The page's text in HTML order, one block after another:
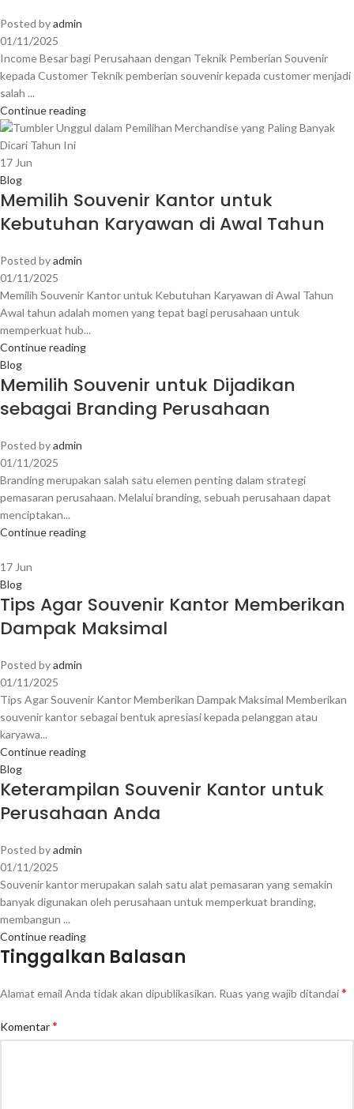
Posted byadmin
01/11/2025
Income Besar bagi Perusahaan dengan Teknik Pemberian Souvenir
kepada Customer Teknik pemberian souvenir kepada customer menjadi
salah ...
Continue reading
17 Jun
Blog
Memilih Souvenir Kantor untuk
Kebutuhan Karyawan di Awal Tahun
Posted byadmin
01/11/2025
Memilih Souvenir Kantor untuk Kebutuhan Karyawan di Awal Tahun
Awal tahun adalah momen yang tepat bagi perusahaan untuk
memperkuat hub...
Continue reading
Blog
Memilih Souvenir untuk Dijadikan
sebagai Branding Perusahaan
Posted byadmin
01/11/2025
Branding merupakan salah satu elemen penting dalam strategi
pemasaran perusahaan. Melalui branding, sebuah perusahaan dapat
menciptakan...
Continue reading
17 Jun
Blog
Tips Agar Souvenir Kantor Memberikan
Dampak Maksimal
Posted byadmin
01/11/2025
Tips Agar Souvenir Kantor Memberikan Dampak Maksimal Memberikan
souvenir kantor sebagai bentuk apresiasi kepada pelanggan atau
karyawa...
Continue reading
Blog
Keterampilan Souvenir Kantor untuk
Perusahaan Anda
Posted byadmin
01/11/2025
Souvenir kantor merupakan salah satu alat pemasaran yang semakin
banyak digunakan oleh perusahaan untuk memperkuat branding,
membangun ...
Continue reading
Tinggalkan Balasan
Alamat email Anda tidak akan dipublikasikan. Ruas yang wajib ditandai*
Komentar*